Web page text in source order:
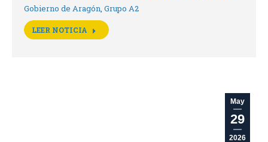
Gobierno de Aragón, Grupo A2
LEER NOTICIA
May
29
2026